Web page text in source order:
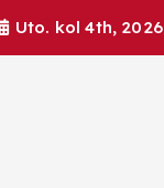
Uto. kol 4th, 2026